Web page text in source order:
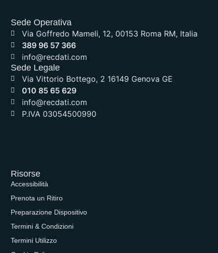
Risorse
Accessibilità
Prenota un Ritiro
Preparazione Dispositivo
Termini & Condizioni
Termini Utilizzo
Sede Operativa
Via Goffredo Mameli, 12, 00153 Roma RM, Italia
389 96 57 366
info@recdati.com
Sede Legale
Via Vittorio Bottego, 2 16149 Genova GE
010 85 65 629
info@recdati.com
P.IVA 03054500990